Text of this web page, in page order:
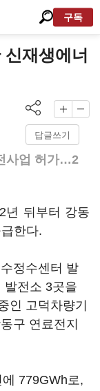
구독
재생에너
답글쓰기
사업 허가…2
년 뒤부터 강동
한다.
정수센터 발
발전소 3곳을
인 고덕차량기
구 연료전지
779GWh로,